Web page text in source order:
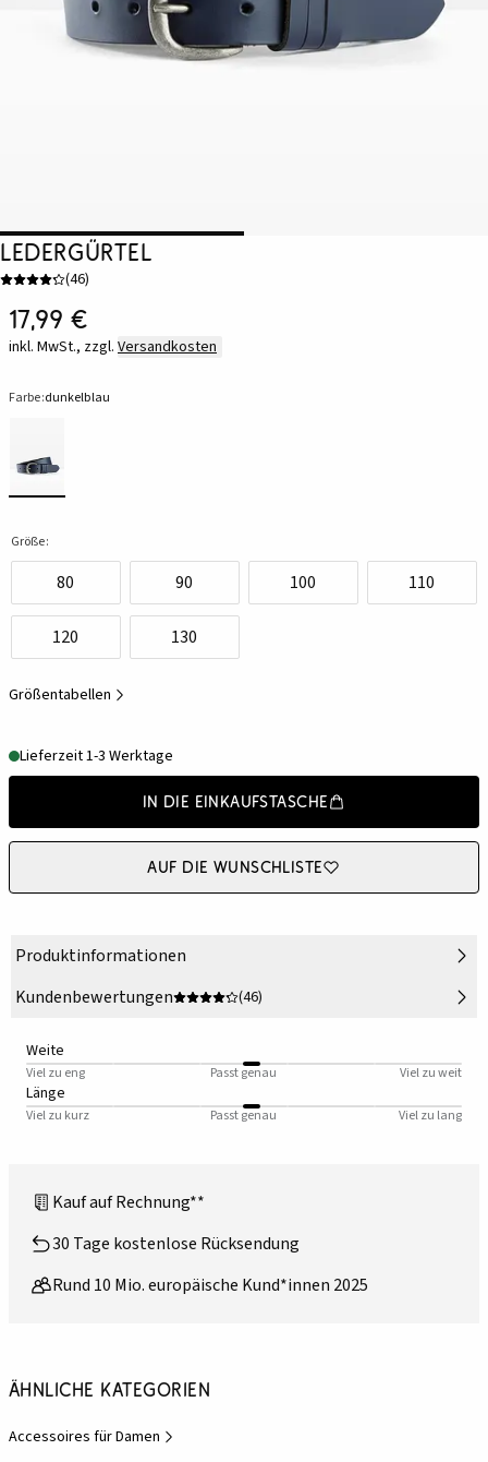
Ledergürtel
(46)
17,99 €
inkl. MwSt., zzgl. Versandkosten
Farbe:dunkelblau
Größe:
80 90 100 110
120 130
Größentabellen
Lieferzeit 1-3 Werktage
In die Einkaufstasche
Auf die Wunschliste
Produktinformationen
Kundenbewertungen
(46)
Weite
Viel zu eng Passt genau Viel zu weit
Länge
Viel zu kurz Passt genau Viel zu lang
Kauf auf Rechnung**
30 Tage kostenlose Rücksendung
Rund 10 Mio. europäische Kund*innen 2025
Ähnliche Kategorien
Accessoires für Damen